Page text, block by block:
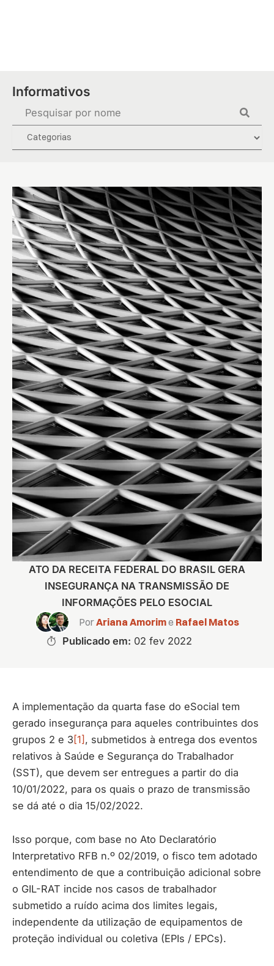
Informativos
ATO DA RECEITA FEDERAL DO BRASIL GERA
INSEGURANÇA NA TRANSMISSÃO DE
INFORMAÇÕES PELO ESOCIAL
PorAriana Amorime Rafael Matos
Publicado em: 02 fev 2022
A implementação da quarta fase do eSocial tem
gerado insegurança para aqueles contribuintes dos
grupos 2 e 3[1], submetidos à entrega dos eventos
relativos à Saúde e Segurança do Trabalhador
(SST), que devem ser entregues a partir do dia
10/01/2022, para os quais o prazo de transmissão
se dá até o dia 15/02/2022.
Isso porque, com base no Ato Declaratório
Interpretativo RFB n.º 02/2019, o fisco tem adotado
entendimento de que a contribuição adicional sobre
o GIL-RAT incide nos casos de trabalhador
submetido a ruído acima dos limites legais,
independente da utilização de equipamentos de
proteção individual ou coletiva (EPIs / EPCs).